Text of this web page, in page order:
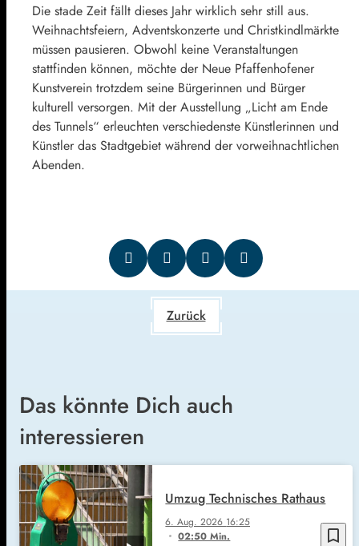
Die stade Zeit fällt dieses Jahr wirklich sehr still aus.
Weihnachtsfeiern, Adventskonzerte und Christkindlmärkte
müssen pausieren. Obwohl keine Veranstaltungen
stattfinden können, möchte der Neue Pfaffenhofener
Kunstverein trotzdem seine Bürgerinnen und Bürger
kulturell versorgen. Mit der Ausstellung „Licht am Ende
des Tunnels“ erleuchten verschiedenste Künstlerinnen und
Künstler das Stadtgebiet während der vorweihnachtlichen
Abenden.
Zurück
Das könnte Dich auch
interessieren
bookmark_border
6. Aug. 2026 16:25
02:50 Min.
Umzug Technisches Rathaus